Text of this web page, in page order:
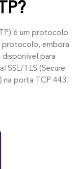
é um protocolo
protocolo, embora
para
SSL/TLS (Secure
na porta TCP 443.